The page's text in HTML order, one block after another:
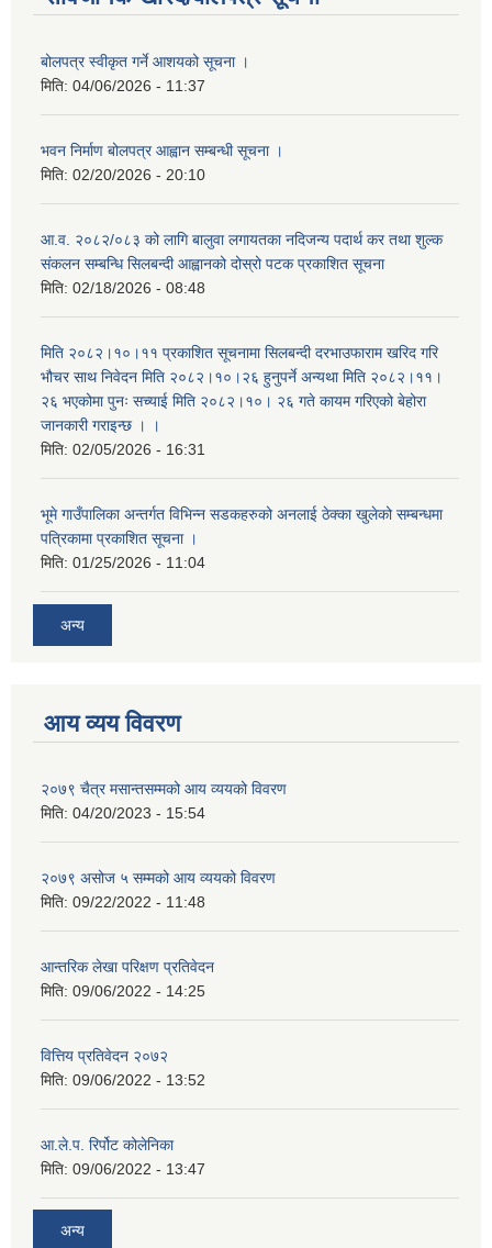
बोलपत्र स्वीकृत गर्ने आशयको सूचना ।
मिति: 04/06/2026 - 11:37
भवन निर्माण बोलपत्र आह्वान सम्बन्धी सूचना ।
मिति: 02/20/2026 - 20:10
आ.व. २०८२/०८३ को लागि बालुवा लगायतका नदिजन्य पदार्थ कर तथा शुल्क
संकलन सम्बन्धि सिलबन्दी आह्वानको दोस्रो पटक प्रकाशित सूचना
मिति: 02/18/2026 - 08:48
मिति २०८२।१०।११ प्रकाशित सूचनामा सिलबन्दी दरभाउफाराम खरिद गरि
भौचर साथ निवेदन मिति २०८२।१०।२६ हुनुपर्ने अन्यथा मिति २०८२।११।
२६ भएकोमा पुनः सच्याई मिति २०८२।१०। २६ गते कायम गरिएको बेहोरा
जानकारी गराइन्छ । ।
मिति: 02/05/2026 - 16:31
भूमे गाउँपालिका अन्तर्गत विभिन्न सडकहरुको अनलाई ठेक्का खुलेको सम्बन्धमा
पत्रिकामा प्रकाशित सूचना ।
मिति: 01/25/2026 - 11:04
अन्य
आय व्यय विवरण
२०७९ चैत्र मसान्तसम्मको आय व्ययको विवरण
मिति: 04/20/2023 - 15:54
२०७९ असोज ५ सम्मको आय व्ययको विवरण
मिति: 09/22/2022 - 11:48
आन्तरिक लेखा परिक्षण प्रतिवेदन
मिति: 09/06/2022 - 14:25
वित्तिय प्रतिवेदन २०७२
मिति: 09/06/2022 - 13:52
आ.ले.प. रिर्पोट कोलेनिका
मिति: 09/06/2022 - 13:47
अन्य